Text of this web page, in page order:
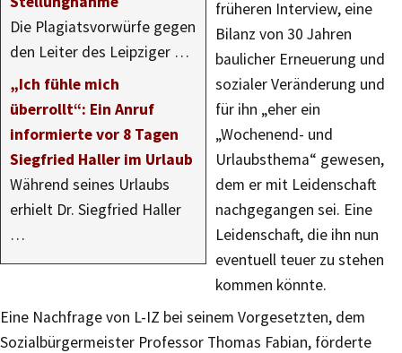
Die Plagiatsvorwürfe gegen
den Leiter des Leipziger …
„Ich fühle mich
überrollt“: Ein Anruf
informierte vor 8 Tagen
Siegfried Haller im Urlaub
Während seines Urlaubs
erhielt Dr. Siegfried Haller
…
früheren Interview, eine
Bilanz von 30 Jahren
baulicher Erneuerung und
sozialer Veränderung und
für ihn „eher ein
„Wochenend- und
Urlaubsthema“ gewesen,
dem er mit Leidenschaft
nachgegangen sei. Eine
Leidenschaft, die ihn nun
eventuell teuer zu stehen
kommen könnte.
Eine Nachfrage von L-IZ bei seinem Vorgesetzten, dem
Sozialbürgermeister Professor Thomas Fabian, förderte